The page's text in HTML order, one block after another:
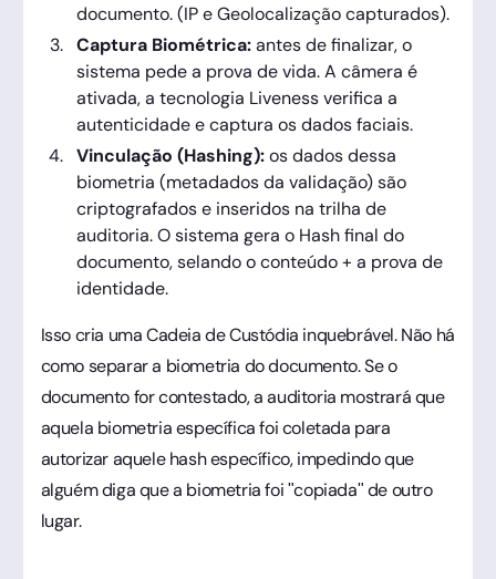
documento. (IP e Geolocalização capturados).
Captura Biométrica:antes de finalizar, o
sistema pede a prova de vida. A câmera é
ativada, a tecnologia Liveness verifica a
autenticidade e captura os dados faciais.
Vinculação (Hashing):os dados dessa
biometria (metadados da validação) são
criptografados e inseridos na trilha de
auditoria. O sistema gera o Hash final do
documento, selando o conteúdo + a prova de
identidade.
Isso cria uma Cadeia de Custódia inquebrável. Não há
como separar a biometria do documento. Se o
documento for contestado, a auditoria mostrará que
aquela biometria específica foi coletada para
autorizar aquele hash específico, impedindo que
alguém diga que a biometria foi "copiada" de outro
lugar.